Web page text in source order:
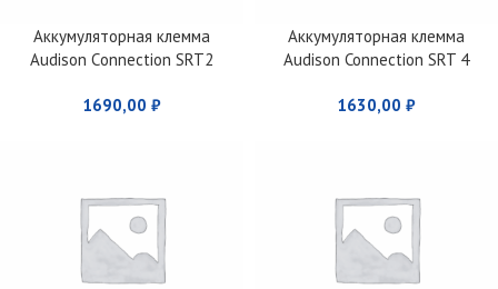
Аккумуляторная клемма
Audison Сonnection SRT2
1690,00 ₽
Аккумуляторная клемма
Audison Connection SRT 4
1630,00 ₽